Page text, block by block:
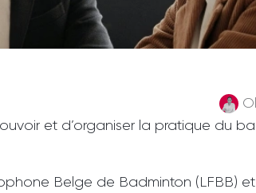
et d’organiser la pratique du
Belge de Badminton (LFBB)